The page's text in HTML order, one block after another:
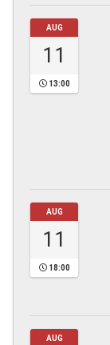
AUG
11
13:00
AUG
11
18:00
AUG